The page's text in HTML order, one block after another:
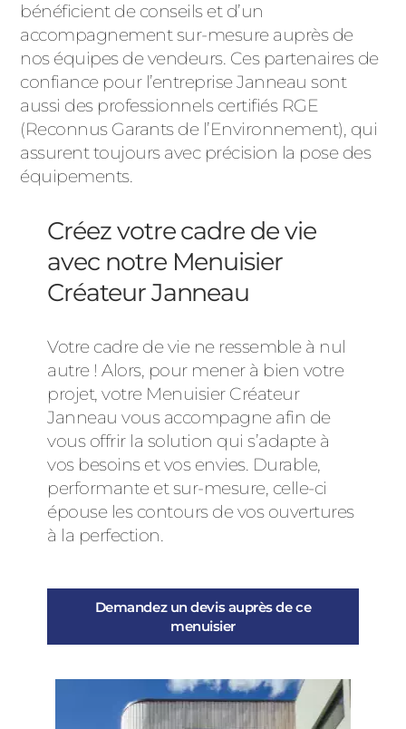
bénéficient de conseils et d’un
accompagnement sur-mesure auprès de
nos équipes de vendeurs. Ces partenaires de
confiance pour l’entreprise Janneau sont
aussi des professionnels certifiés RGE
(Reconnus Garants de l’Environnement), qui
assurent toujours avec précision la pose des
équipements.
Créez votre cadre de vie
avec notre Menuisier
Créateur Janneau
Votre cadre de vie ne ressemble à nul
autre ! Alors, pour mener à bien votre
projet, votre Menuisier Créateur
Janneau vous accompagne afin de
vous offrir la solution qui s’adapte à
vos besoins et vos envies. Durable,
performante et sur-mesure, celle-ci
épouse les contours de vos ouvertures
à la perfection.
Demandez un devis auprès de ce
menuisier